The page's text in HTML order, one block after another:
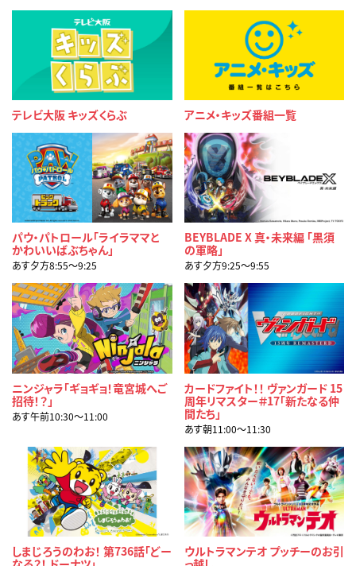
テレビ大阪 キッズくらぶ アニメ・キッズ番組一覧
パウ・パトロール「ライラママと
かわいいばぶちゃん」
あす夕方8:55〜9:25
BEYBLADE X 真・未来編 「黒須
の軍略」
あす夕方9:25〜9:55
ニンジャラ「ギョギョ！竜宮城へご
招待！？」
あす午前10:30〜11:00
カードファイト！！ ヴァンガード 15
周年リマスター＃17「新たなる仲
間たち」
あす朝11:00〜11:30
しまじろうのわお！ 第736話「どー
ウルトラマンテオ プッチーのお引